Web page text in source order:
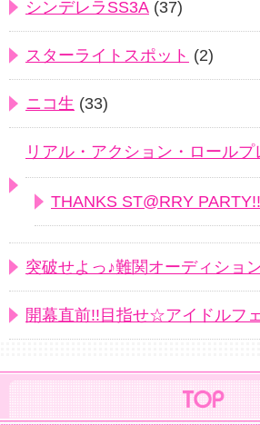
シンデレラSS3A (37)
スターライトスポット (2)
ニコ生 (33)
リアル・アクション・ロールプ
THANKS ST@RRY
突破せよっ♪難関オーディショ
開幕直前!!目指せ☆アイドルフ